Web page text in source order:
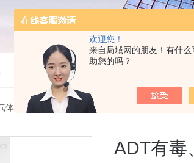
欢迎您！
来自局域网的朋友！有什么
助您的吗？
体检测仪 > ADT30A-CD4ADT有毒、易燃、易爆
ADT有毒